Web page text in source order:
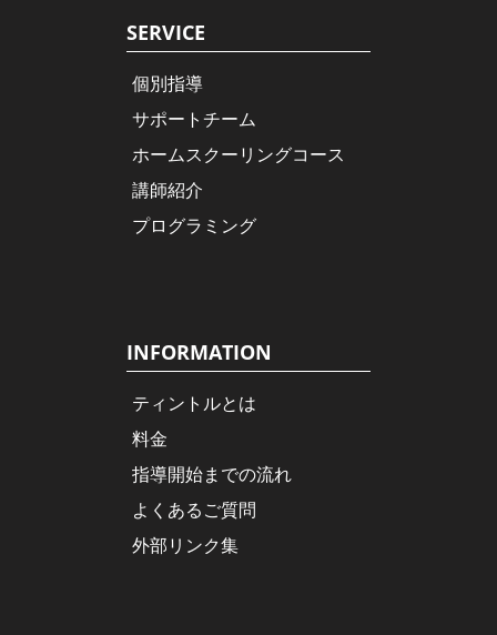
SERVICE
個別指導
サポートチーム
ホームスクーリングコース
講師紹介
プログラミング
INFORMATION
ティントルとは
料金
指導開始までの流れ
よくあるご質問
外部リンク集